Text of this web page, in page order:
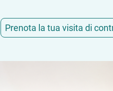
Prenota la tua visita di